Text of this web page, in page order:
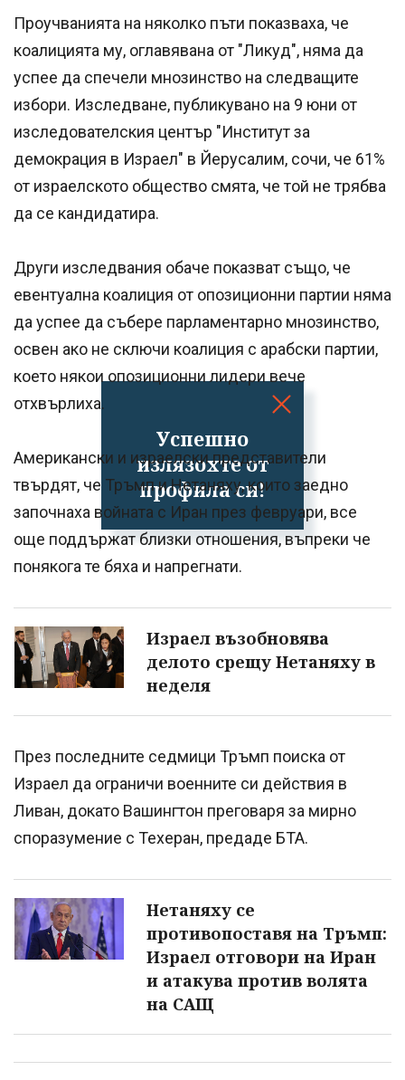
Успешно
излязохте от
профила си!
Проучванията на няколко пъти показваха, че
коалицията му, оглавявана от "Ликуд", няма да
успее да спечели мнозинство на следващите
избори. Изследване, публикувано на 9 юни от
изследователския център "Институт за
демокрация в Израел" в Йерусалим, сочи, че 61%
от израелското общество смята, че той не трябва
да се кандидатира.
Други изследвания обаче показват също, че
евентуална коалиция от опозиционни партии няма
да успее да събере парламентарно мнозинство,
освен ако не сключи коалиция с арабски партии,
което някои опозиционни лидери вече
отхвърлиха.
Американски и израелски представители
твърдят, че Тръмп и Нетаняху, които заедно
започнаха войната с Иран през февруари, все
още поддържат близки отношения, въпреки че
понякога те бяха и напрегнати.
Израел възобновява
делото срещу Нетаняху в
неделя
През последните седмици Тръмп поиска от
Израел да ограничи военните си действия в
Ливан, докато Вашингтон преговаря за мирно
споразумение с Техеран, предаде БТА.
Нетаняху се
противопоставя на Тръмп:
Израел отговори на Иран
и атакува против волята
на САЩ